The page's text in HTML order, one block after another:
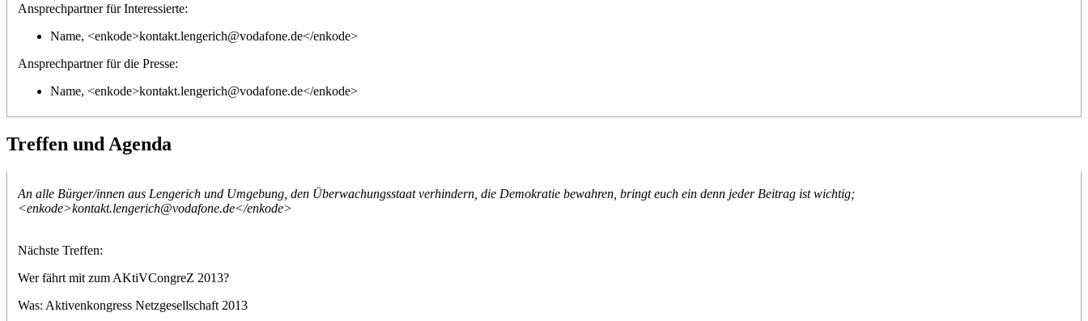
Ansprechpartner für Interessierte:
Name, <enkode>kontakt.lengerich@vodafone.de</enkode>
Ansprechpartner für die Presse:
Name, <enkode>kontakt.lengerich@vodafone.de</enkode>
Treffen und Agenda
An alle Bürger/innen aus Lengerich und Umgebung, den Überwachungsstaat verhindern, die Demokratie bewahren, bringt euch ein denn jeder Beitrag ist wichtig;
<enkode>kontakt.lengerich@vodafone.de</enkode>
Nächste Treffen:
Wer fährt mit zum AKtiVCongreZ 2013?
Was: Aktivenkongress Netzgesellschaft 2013